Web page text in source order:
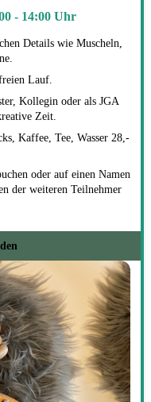
- 14:00 Uhr
Details wie Muscheln,
Lauf.
Kollegin oder als JGA
Zeit.
Kaffee, Tee, Wasser 28,-
oder auf einen Namen
der weiteren Teilnehmer